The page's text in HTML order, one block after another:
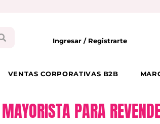
Ingresar / Registrarte
VENTAS CORPORATIVAS B2B
PARA